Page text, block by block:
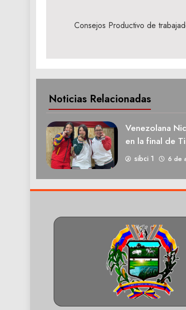
Consejos Productivo de
Noticias Relacionadas
Venezolana
en la final de
sibci 1 6 de